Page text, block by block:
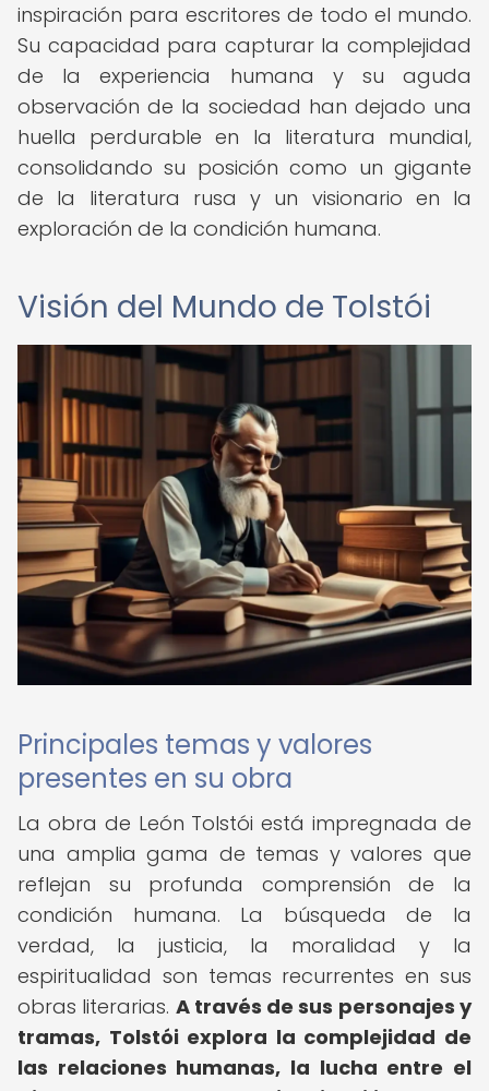
inspiración para escritores de todo el mundo.
Su capacidad para capturar la complejidad
de la experiencia humana y su aguda
observación de la sociedad han dejado una
huella perdurable en la literatura mundial,
consolidando su posición como un gigante
de la literatura rusa y un visionario en la
exploración de la condición humana.
Visión del Mundo de Tolstói
Principales temas y valores
presentes en su obra
La obra de León Tolstói está impregnada de
una amplia gama de temas y valores que
reflejan su profunda comprensión de la
condición humana. La búsqueda de la
verdad, la justicia, la moralidad y la
espiritualidad son temas recurrentes en sus
obras literarias. A través de sus personajes y
tramas, Tolstói explora la complejidad de
las relaciones humanas, la lucha entre el